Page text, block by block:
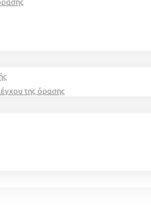
της όρασης